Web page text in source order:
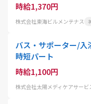
時給1,370円
株式会社東海ビルメンテナス
バス・サポーター/
時短パート
時給1,100円
株式会社太陽メディケアサービ